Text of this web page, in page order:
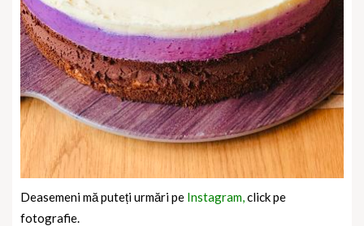
Deasemeni mă puteți urmări pe Instagram,click pe
fotografie.